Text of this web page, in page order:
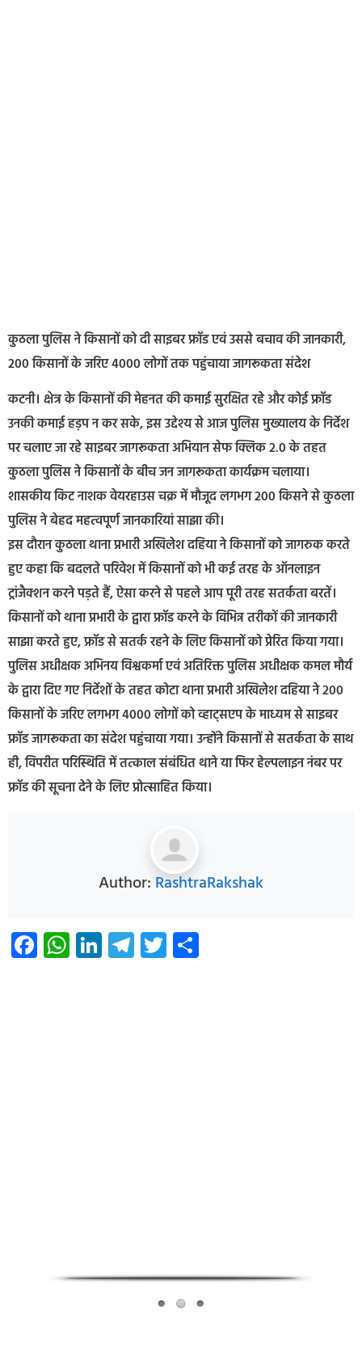
कुठला पुलिस ने किसानों को दी साइबर फ्रॉड एवं उससे बचाव की जानकारी,
200 किसानों के जरिए 4000 लोगों तक पहुंचाया जागरूकता संदेश
कटनी। क्षेत्र के किसानों की मेहनत की कमाई सुरक्षित रहे और कोई फ्रॉड
उनकी कमाई हड़प न कर सके, इस उद्देश्य से आज पुलिस मुख्यालय के निर्देश
पर चलाए जा रहे साइबर जागरूकता अभियान सेफ क्लिक 2.0 के तहत
कुठला पुलिस ने किसानों के बीच जन जागरूकता कार्यक्रम चलाया।
शासकीय किट नाशक वेयरहाउस चक्र में मौजूद लगभग 200 किसने से कुठला
पुलिस ने बेहद महत्वपूर्ण जानकारियां साझा की।
इस दौरान कुठला थाना प्रभारी अखिलेश दहिया ने किसानों को जागरुक करते
हुए कहा कि बदलते परिवेश में किसानों को भी कई तरह के ऑनलाइन
ट्रांजैक्शन करने पड़ते हैं, ऐसा करने से पहले आप पूरी तरह सतर्कता बरतें।
किसानों को थाना प्रभारी के द्वारा फ्रॉड करने के विभिन्न तरीकों की जानकारी
साझा करते हुए, फ्रॉड से सतर्क रहने के लिए किसानों को प्रेरित किया गया।
पुलिस अधीक्षक अभिनय विश्वकर्मा एवं अतिरिक्त पुलिस अधीक्षक कमल मौर्य
के द्वारा दिए गए निर्देशों के तहत कोटा थाना प्रभारी अखिलेश दहिया ने 200
किसानों के जरिए लगभग 4000 लोगों को व्हाट्सएप के माध्यम से साइबर
फ्रॉड जागरूकता का संदेश पहुंचाया गया। उन्होंने किसानों से सतर्कता के साथ
ही, विपरीत परिस्थिति में तत्काल संबंधित थाने या फिर हेल्पलाइन नंबर पर
फ्रॉड की सूचना देने के लिए प्रोत्साहित किया।
Author: RashtraRakshak
Facebook
WhatsApp
LinkedIn
Telegram
Twitter